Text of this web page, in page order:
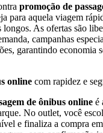
promoção de
para aquela viagem
longos. As ofertas são
campanhas
garantindo economia
online com rapidez e
de ônibus online é
No outlet, você
e finaliza a compra